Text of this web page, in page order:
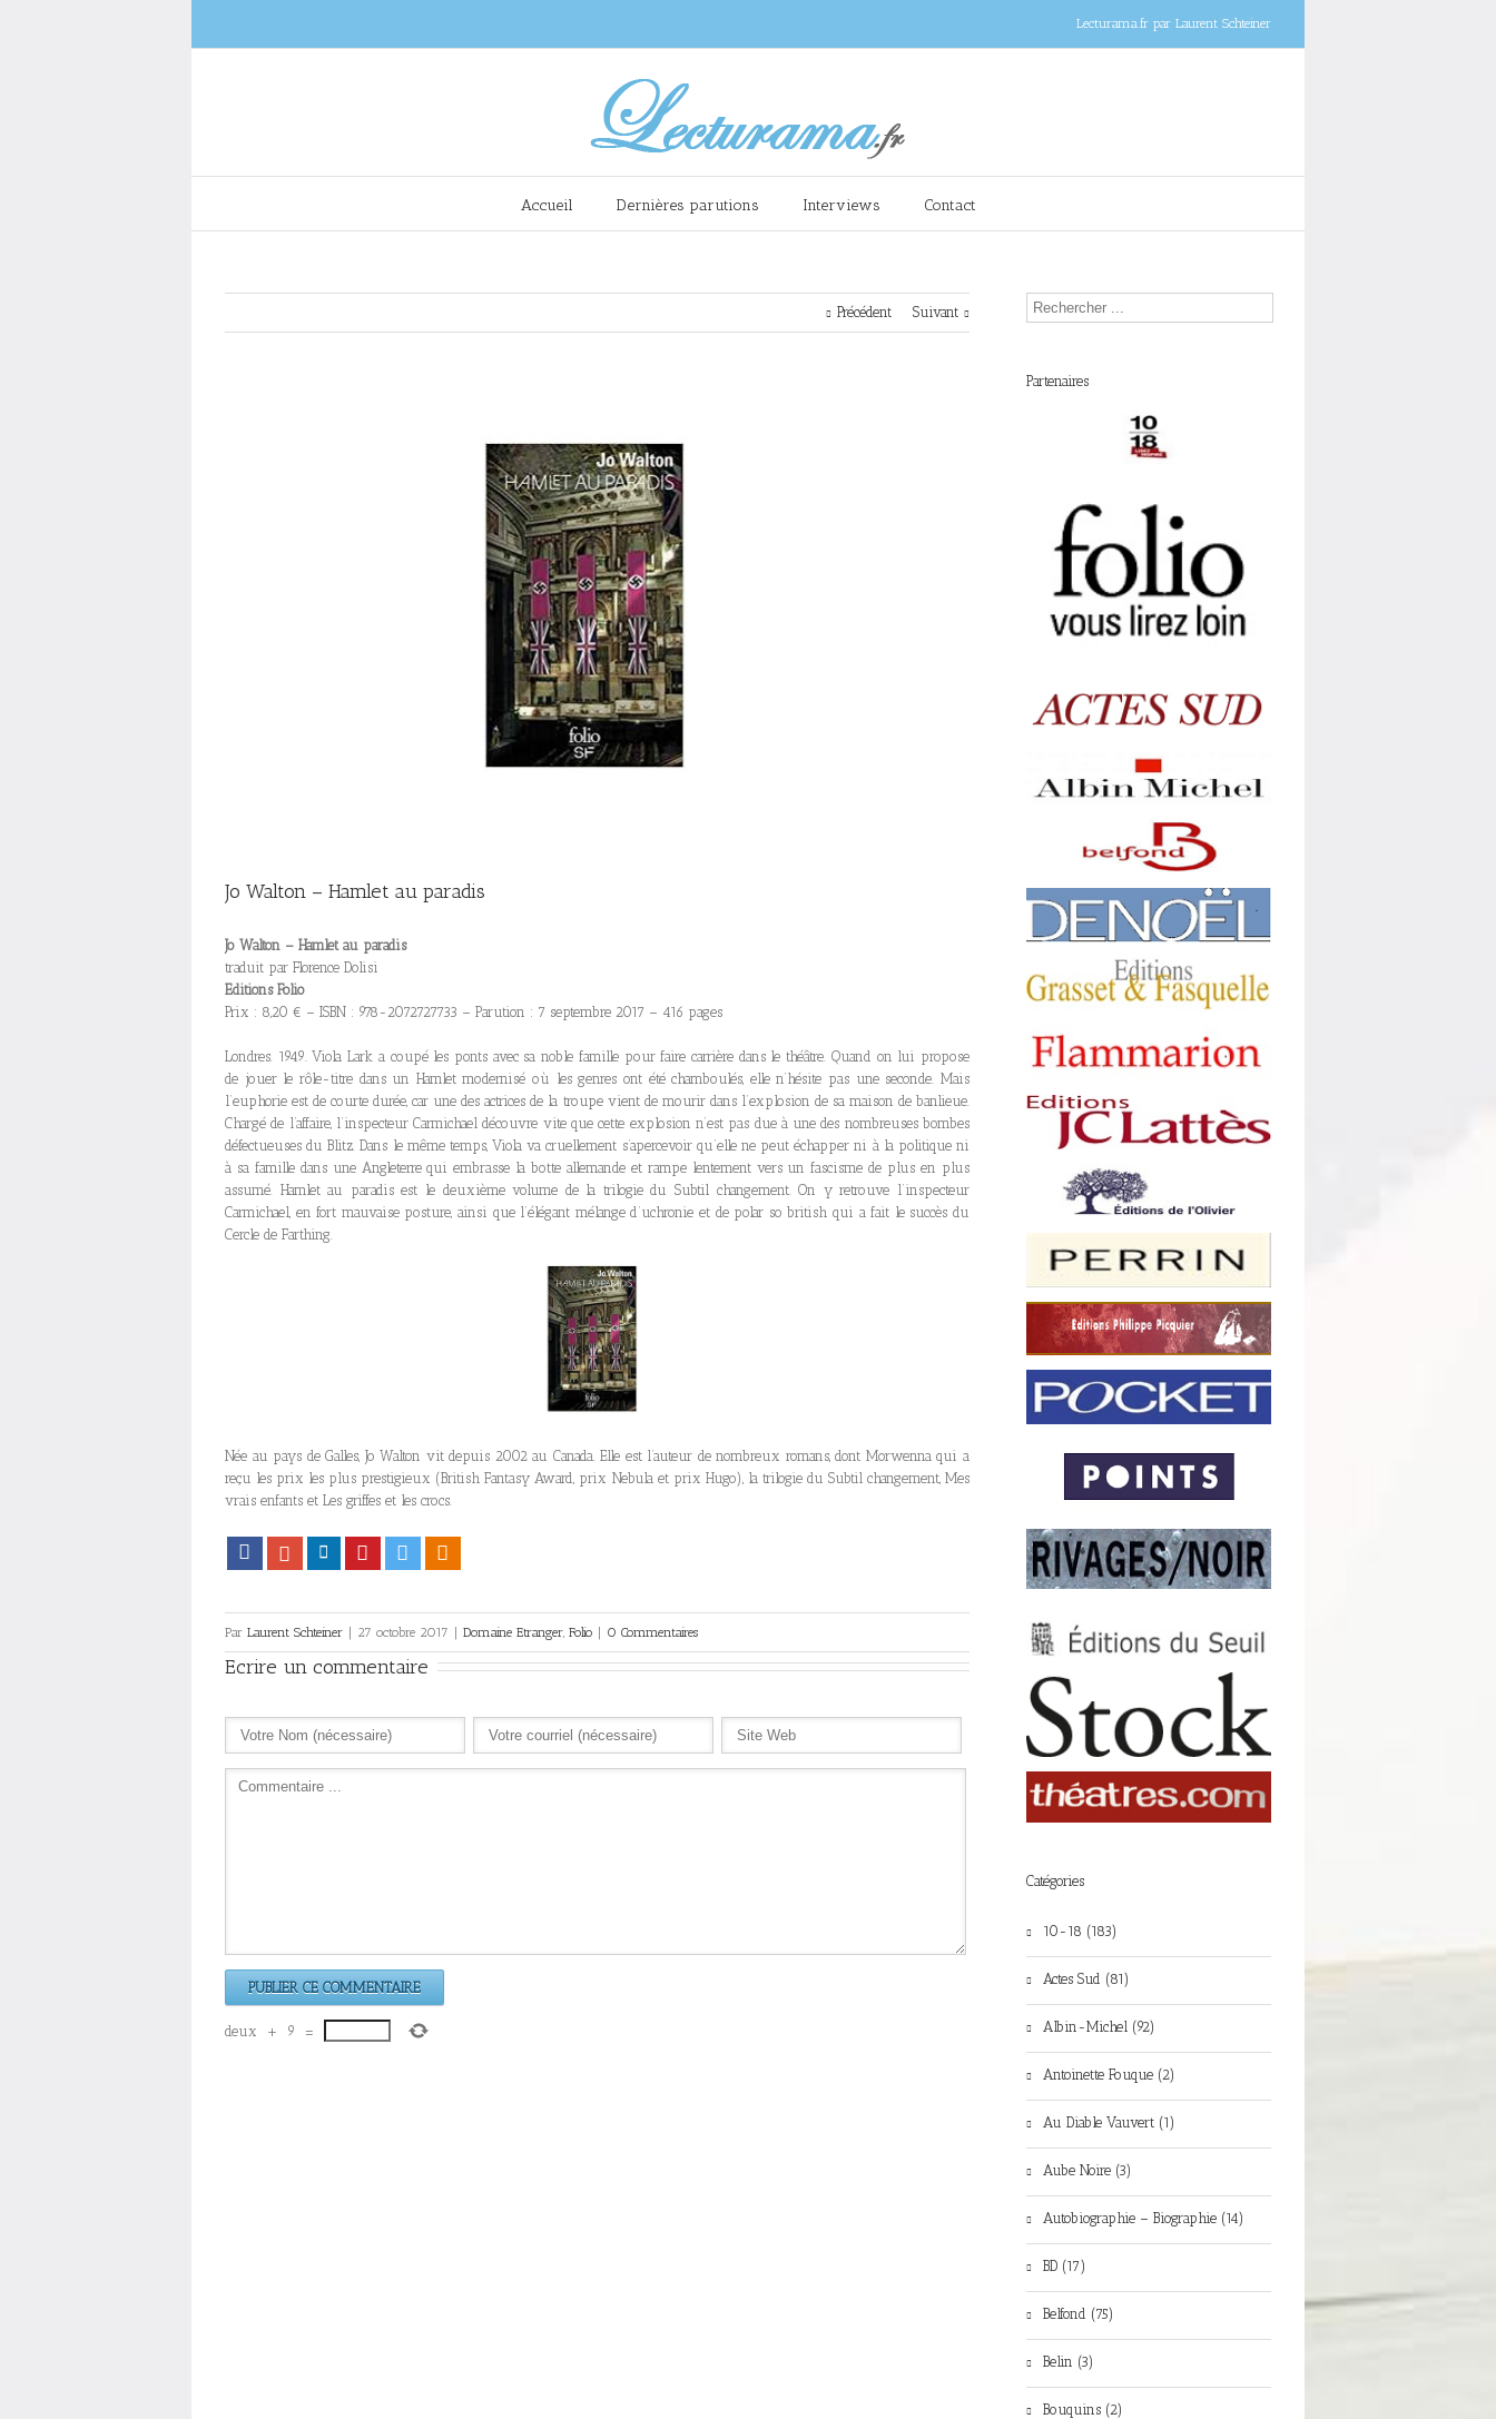
Lecturama.fr par Laurent Schteiner
Accueil Dernières parutions Interviews Contact
Précédent Suivant
Jo Walton – Hamlet au paradis
Jo Walton – Hamlet au paradis
traduit par Florence Dolisi
Editions Folio
Prix : 8,20 € – ISBN : 978-2072727733 – Parution : 7 septembre 2017 – 416 pages
Londres. 1949. Viola Lark a coupé les ponts avec sa noble famille pour faire carrière dans le théâtre. Quand on lui propose
de jouer le rôle-titre dans un Hamlet modernisé où les genres ont été chamboulés, elle n’hésite pas une seconde. Mais
l’euphorie est de courte durée, car une des actrices de la troupe vient de mourir dans l’explosion de sa maison de banlieue.
Chargé de l’affaire, l’inspecteur Carmichael découvre vite que cette explosion n’est pas due à une des nombreuses bombes
défectueuses du Blitz. Dans le même temps, Viola va cruellement s’apercevoir qu’elle ne peut échapper ni à la politique ni
à sa famille dans une Angleterre qui embrasse la botte allemande et rampe lentement vers un fascisme de plus en plus
assumé. Hamlet au paradis est le deuxième volume de la trilogie du Subtil changement. On y retrouve l’inspecteur
Carmichael, en fort mauvaise posture, ainsi que l’élégant mélange d’uchronie et de polar so british qui a fait le succès du
Cercle de Farthing.
Née au pays de Galles, Jo Walton vit depuis 2002 au Canada. Elle est l’auteur de nombreux romans, dont Morwenna qui a
reçu les prix les plus prestigieux (British Fantasy Award, prix Nebula et prix Hugo), la trilogie du Subtil changement, Mes
vrais enfants et Les griffes et les crocs.
Facebook Google+
Par Laurent Schteiner 27 octobre 2017 Domaine Etranger, Folio 0 Commentaires
Ecrire un commentaire
deux + 9 =
Partenaires
Catégories
10-18 (183)
Actes Sud (81)
Albin-Michel (92)
Antoinette Fouque (2)
Au Diable Vauvert (1)
Aube Noire (3)
Autobiographie – Biographie (14)
BD (17)
Belfond (75)
Belin (3)
Bouquins (2)